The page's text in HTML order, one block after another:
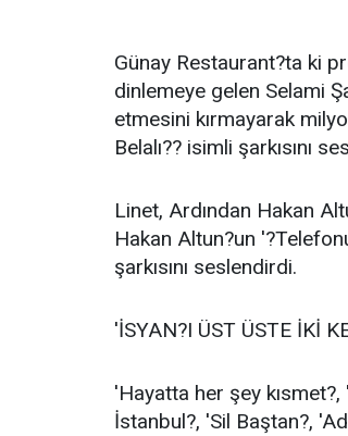
Günay Restaurant?ta ki
dinlemeye gelen Selami
etmesini kırmayarak
Belalı?? isimli şarkısını
Linet, Ardından Hakan
Hakan Altun?un
şarkısını seslendirdi.
'İSYAN?I ÜST ÜSTE İKİ
'Hayatta her şey
İstanbul?, 'Sil Baştan?,